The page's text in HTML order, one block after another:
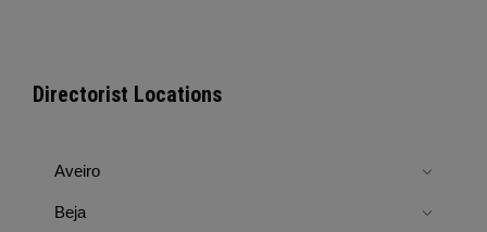
Directorist Locations
Aveiro
Beja